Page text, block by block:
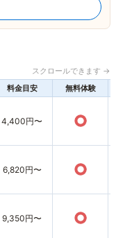
スクロールできます →
料金目安 無料体験
4,400円〜 ○
6,820円〜 ○
9,350円〜 ○